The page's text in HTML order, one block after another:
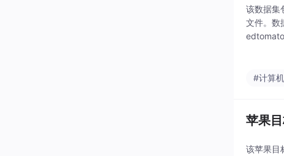
该数据集
文件。数
#计算
苹果
该苹果目